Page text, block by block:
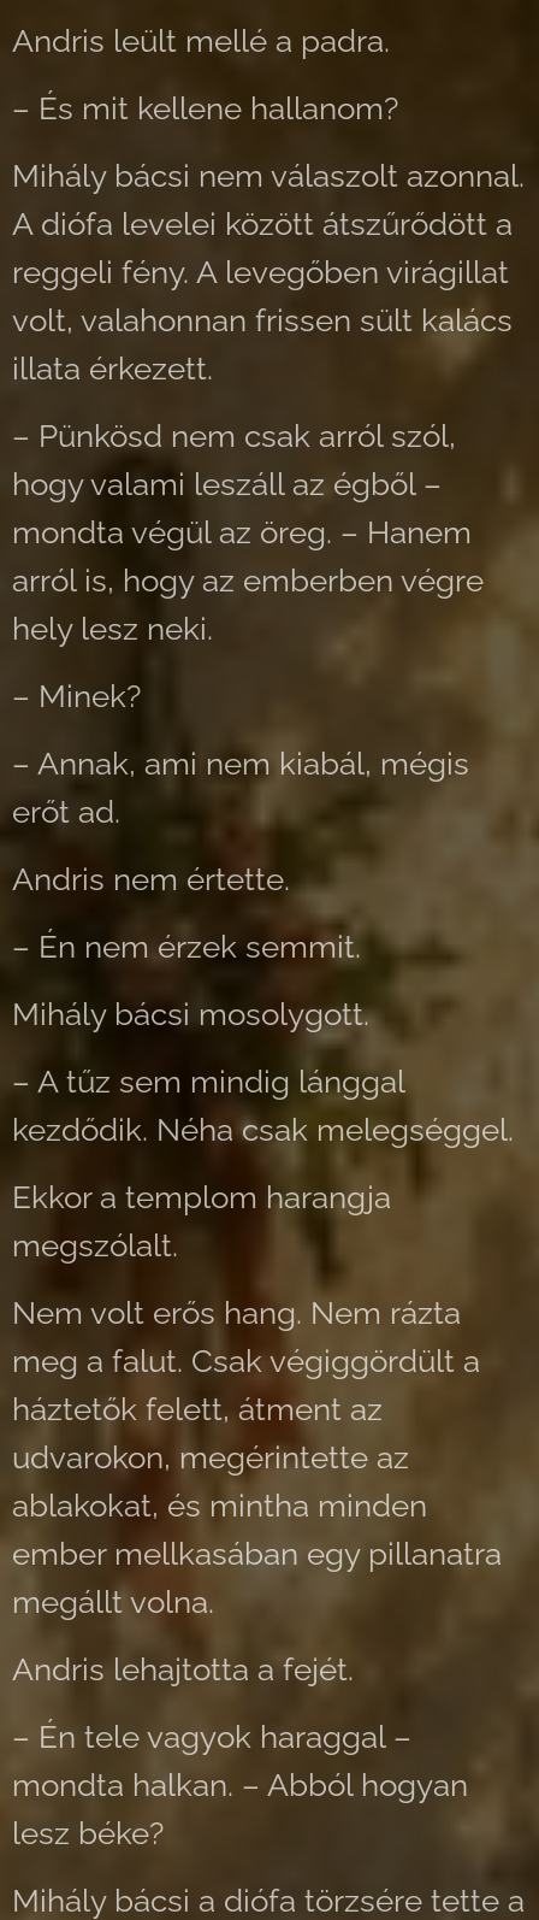
Andris leült mellé a padra.
– És mit kellene hallanom?
Mihály bácsi nem válaszolt azonnal.
A diófa levelei között átszűrődött a
reggeli fény. A levegőben virágillat
volt, valahonnan frissen sült kalács
illata érkezett.
– Pünkösd nem csak arról szól,
hogy valami leszáll az égből –
mondta végül az öreg. – Hanem
arról is, hogy az emberben végre
hely lesz neki.
– Minek?
– Annak, ami nem kiabál, mégis
erőt ad.
Andris nem értette.
– Én nem érzek semmit.
Mihály bácsi mosolygott.
– A tűz sem mindig lánggal
kezdődik. Néha csak melegséggel.
Ekkor a templom harangja
megszólalt.
Nem volt erős hang. Nem rázta
meg a falut. Csak végiggördült a
háztetők felett, átment az
udvarokon, megérintette az
ablakokat, és mintha minden
ember mellkasában egy pillanatra
megállt volna.
Andris lehajtotta a fejét.
– Én tele vagyok haraggal –
mondta halkan. – Abból hogyan
lesz béke?
Mihály bácsi a diófa törzsére tette a